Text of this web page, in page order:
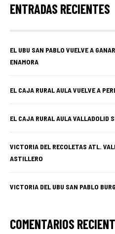
ENTRADAS RECIENTES
EL UBU SAN PABLO VUELVE A
ENAMORA
EL CAJA RURAL AULA VUELVE A
EL CAJA RURAL AULA VALLADOLID
VICTORIA DEL RECOLETAS ATL. VALLADOLID ITESAL FRENTE A
ASTILLERO
VICTORIA DEL UBU SAN PABLO
COMENTARIOS